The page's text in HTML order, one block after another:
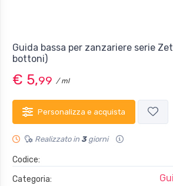
Guida bassa per zanzariere serie
bottoni)
€ 5,99 / ml
Personalizza e acquista
Realizzato in 3giorni
Codice:
Categoria: